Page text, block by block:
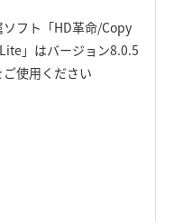
フト「HD革命/Copy
」はバージョン8.0.5
使用ください